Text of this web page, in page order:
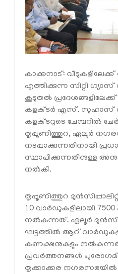
കാക്കനാട്:
എത്തിക്കുന്ന സിറ്റി
കൂടുതല്‍ പ്രദേശങ്ങളിലേക്ക്
കളക്ടര്‍ എസ്. സുഹാസ്
കളക്ടറുടെ ചേമ്പറില്‍
തൃപ്പൂണിത്തുറ, ഏലൂര്‍
നടപ്പാക്കുന്നതിനായി
സ്ഥാപിക്കുന്നതിനുള്ള
നല്‍കി.
തൃപ്പൂണിത്തുറ
10 വാര്‍ഡുകളിലായി
നല്‍കുന്നത്. ഏലൂര്‍
ഘട്ടത്തില്‍ ആറ്
കണക്ഷനുകളും
പ്രവര്‍ത്തനങ്ങള്‍
തൃക്കാക്കര നഗരസഭയില്‍